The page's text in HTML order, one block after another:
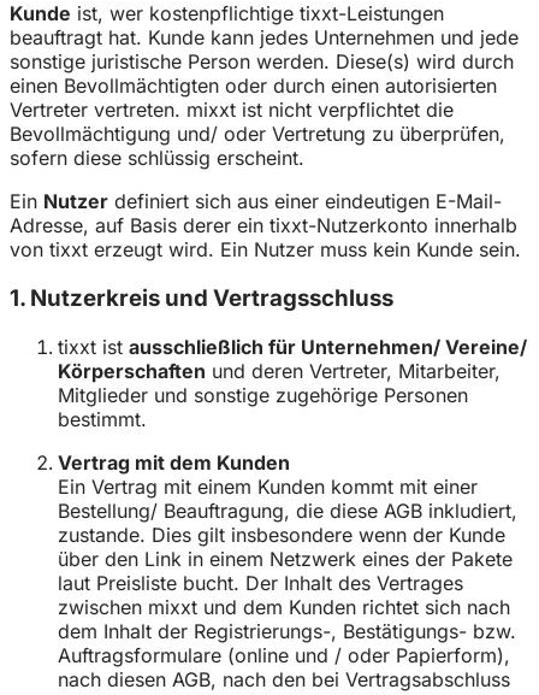
Kunde ist, wer kostenpflichtige tixxt-Leistungen
beauftragt hat. Kunde kann jedes Unternehmen und jede
sonstige juristische Person werden. Diese(s) wird durch
einen Bevollmächtigten oder durch einen autorisierten
Vertreter vertreten. mixxt ist nicht verpflichtet die
Bevollmächtigung und/ oder Vertretung zu überprüfen,
sofern diese schlüssig erscheint.
Ein Nutzer definiert sich aus einer eindeutigen E-Mail-
Adresse, auf Basis derer ein tixxt-Nutzerkonto innerhalb
von tixxt erzeugt wird. Ein Nutzer muss kein Kunde sein.
1. Nutzerkreis und Vertragsschluss
tixxt ist ausschließlich für Unternehmen/ Vereine/
Körperschaften und deren Vertreter, Mitarbeiter,
Mitglieder und sonstige zugehörige Personen
bestimmt.
Vertrag mit dem Kunden
Ein Vertrag mit einem Kunden kommt mit einer
Bestellung/ Beauftragung, die diese AGB inkludiert,
zustande. Dies gilt insbesondere wenn der Kunde
über den Link in einem Netzwerk eines der Pakete
laut Preisliste bucht. Der Inhalt des Vertrages
zwischen mixxt und dem Kunden richtet sich nach
dem Inhalt der Registrierungs-, Bestätigungs- bzw.
Auftragsformulare (online und / oder Papierform),
nach diesen AGB, nach den bei Vertragsabschluss